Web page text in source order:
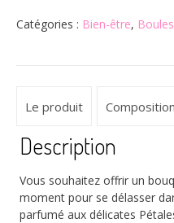
Catégories : Bien-être,
Le produit Composition
Description
Vous souhaitez offrir un
moment pour se délasser
parfumé aux délicates